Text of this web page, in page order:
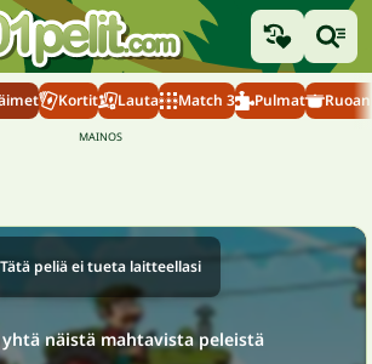
Kortit Lauta Match 3 Pulmat
Tätä peliä ei tueta laitteellasi
näistä mahtavista peleistä